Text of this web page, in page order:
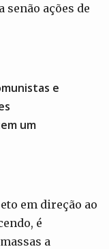
ações de
e
um
em direção ao
é
a